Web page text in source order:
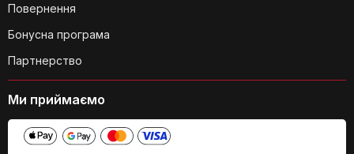
Чи міцна каструля?
Чи підходить каструля для
Повернення
Бонусна програма
Партнерство
Ми приймаємо